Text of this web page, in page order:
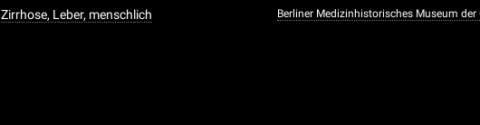
Zirrhose, Leber, menschlich Berliner Medizinhistorisches Museum der